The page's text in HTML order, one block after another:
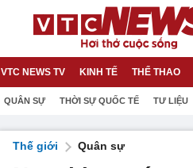
VTC NEWS TV KINH TẾ THỂ THAO
QUÂN SỰ THỜI SỰ QUỐC TẾ TƯ LIỆU
Thế giới Quân sự